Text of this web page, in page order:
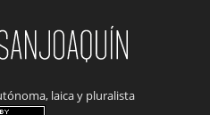
laica y pluralista